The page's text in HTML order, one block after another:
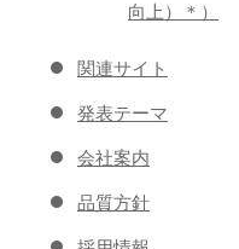
向上）＊）
関連サイト
発表テーマ
会社案内
品質方針